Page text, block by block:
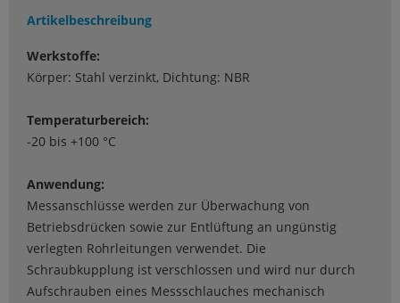
Artikelbeschreibung
Werkstoffe:
Körper: Stahl verzinkt, Dichtung: NBR
Temperaturbereich:
-20 bis +100 °C
Anwendung:
Messanschlüsse werden zur Überwachung von
Betriebsdrücken sowie zur Entlüftung an ungünstig
verlegten Rohrleitungen verwendet. Die
Schraubkupplung ist verschlossen und wird nur durch
Aufschrauben eines Messschlauches mechanisch